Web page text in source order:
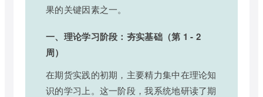
果的关键因素之一。
一、理论学习阶段：夯实基础（第 1 - 2
周）
在期货实践的初期，主要精力集中在理论知
识的学习上。这一阶段，我系统地研读了期